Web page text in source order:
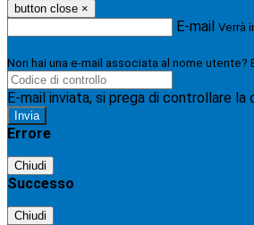
button close ×
E-mail Verrà
Non hai una e-mail associata al nome
E-mail inviata, si prega di controllare
Errore
Chiudi
Successo
Chiudi